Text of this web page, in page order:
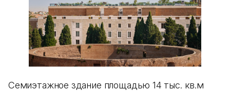
Семиэтажное здание площадью 14 тыс. кв.м